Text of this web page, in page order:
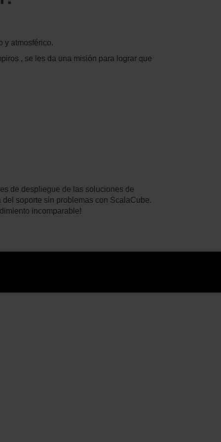
y atmosférico.
, se les da una misión para lograr que
de despliegue de las soluciones de
soporte sin problemas con ScalaCube.
incomparable!